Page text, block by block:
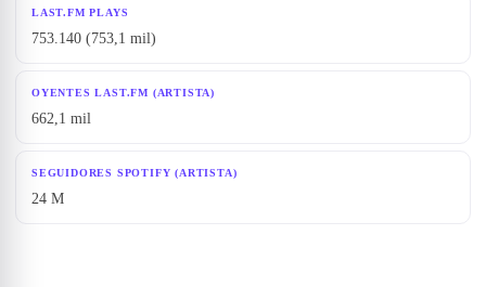
LAST.FM PLAYS
753.140 (753,1 mil)
OYENTES LAST.FM (ARTISTA)
662,1 mil
SEGUIDORES SPOTIFY (ARTISTA)
24 M